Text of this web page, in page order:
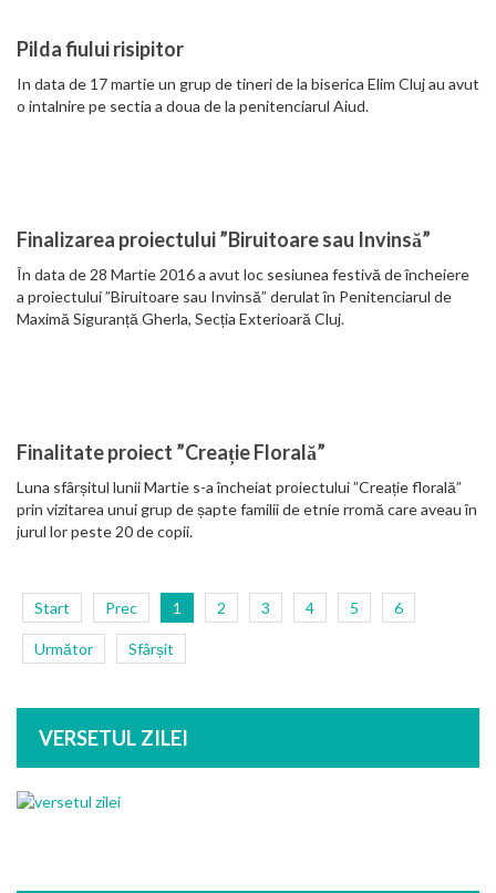
Pilda fiului risipitor
In data de 17 martie un grup de tineri de la biserica Elim Cluj au avut
o intalnire pe sectia a doua de la penitenciarul Aiud.
Finalizarea proiectului ”Biruitoare sau Invinsă”
În data de 28 Martie 2016 a avut loc sesiunea festivă de încheiere
a proiectului ”Biruitoare sau Invinsă” derulat în Penitenciarul de
Maximă Siguranță Gherla, Secția Exterioară Cluj.
Finalitate proiect ”Creație Florală”
Luna sfârșitul lunii Martie s-a încheiat proiectului ”Creație florală”
prin vizitarea unui grup de șapte familii de etnie rromă care aveau în
jurul lor peste 20 de copii.
Start Prec 1 2 3 4 5 6
Următor Sfârșit
VERSETUL ZILEI